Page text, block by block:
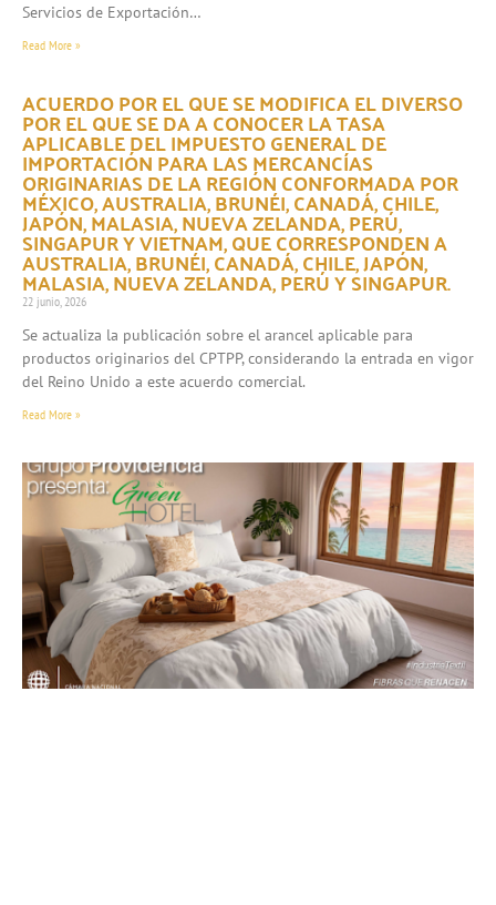
Servicios de Exportación…
Read More »
ACUERDO POR EL QUE SE MODIFICA EL DIVERSO
POR EL QUE SE DA A CONOCER LA TASA
APLICABLE DEL IMPUESTO GENERAL DE
IMPORTACIÓN PARA LAS MERCANCÍAS
ORIGINARIAS DE LA REGIÓN CONFORMADA POR
MÉXICO, AUSTRALIA, BRUNÉI, CANADÁ, CHILE,
JAPÓN, MALASIA, NUEVA ZELANDA, PERÚ,
SINGAPUR Y VIETNAM, QUE CORRESPONDEN A
AUSTRALIA, BRUNÉI, CANADÁ, CHILE, JAPÓN,
MALASIA, NUEVA ZELANDA, PERÚ Y SINGAPUR.
22 junio, 2026
Se actualiza la publicación sobre el arancel aplicable para
productos originarios del CPTPP, considerando la entrada en vigor
del Reino Unido a este acuerdo comercial.
Read More »